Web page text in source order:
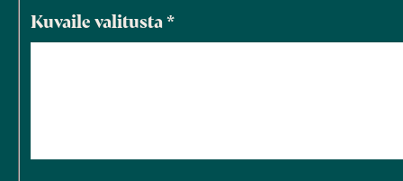
Kuvaile valitusta*